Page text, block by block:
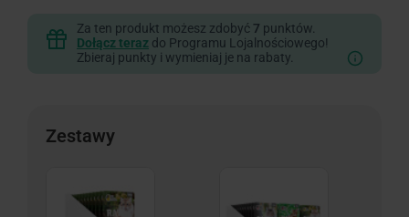
Za ten produkt możesz zdobyć 7 punktów.
Dołącz teraz do Programu Lojalnościowego!
Zbieraj punkty i wymieniaj je na rabaty.
Zestawy